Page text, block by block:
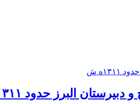
البرز حدود ۱۳۱۱ه ش